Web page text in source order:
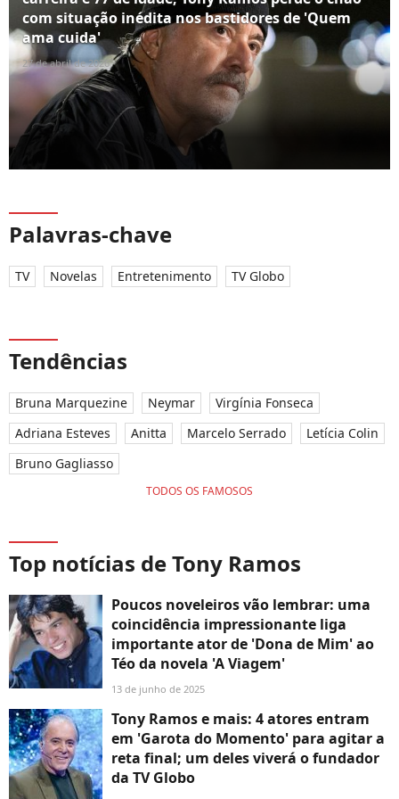
com situação inédita nos bastidores de 'Quem
ama cuida'
27 de abril de 2026
Palavras-chave
TV Novelas Entretenimento TV Globo
Tendências
Bruna Marquezine Neymar
Virgínia Fonseca
Adriana Esteves
Anitta Marcelo Serrado
Letícia Colin
Bruno Gagliasso
TODOS OS FAMOSOS
Top notícias de Tony Ramos
Poucos noveleiros vão lembrar: uma
coincidência impressionante liga
importante ator de 'Dona de Mim' ao
Téo da novela 'A Viagem'
13 de junho de 2025
Tony Ramos e mais: 4 atores entram
em 'Garota do Momento' para agitar a
reta final; um deles viverá o fundador
da TV Globo